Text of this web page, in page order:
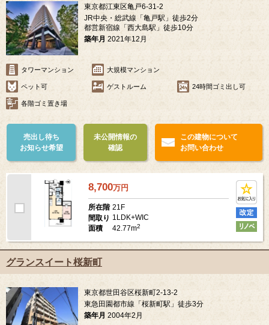
東京都江東区亀戸6-31-2
JR中央・総武線「亀戸駅」徒歩2分
都営新宿線「西大島駅」徒歩10分
築年月 2021年12月
タワーマンション 大規模マンション
ペット可 ゲストルーム 24時間ゴミ出し可
各階ゴミ置き場
売出し待ち
お知らせ希望
未公開情報の
確認
この建物について
お問い合わせ
8,700万円
所在階 21F
間取り 1LDK+WIC
面積
42.77m2
グランスイート桜新町
東京都世田谷区桜新町2-13-2
東急田園都市線「桜新町駅」徒歩3分
築年月 2004年2月